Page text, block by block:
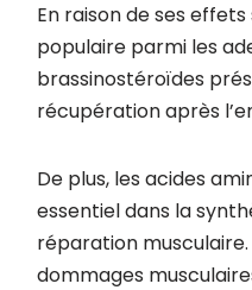
En raison de ses
populaire parmi les
brassinostéroïdes
récupération après
De plus, les acides
essentiel dans la
réparation
dommages